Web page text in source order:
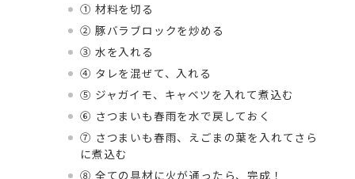
① 材料を切る
② 豚バラブロックを炒める
③ 水を入れる
④ タレを混ぜて、入れる
⑤ ジャガイモ、キャベツを入れて煮込む
⑥ さつまいも春雨を水で戻しておく
⑦ さつまいも春雨、えごまの葉を入れてさら
に煮込む
⑧ 全ての具材に火が通ったら、完成！